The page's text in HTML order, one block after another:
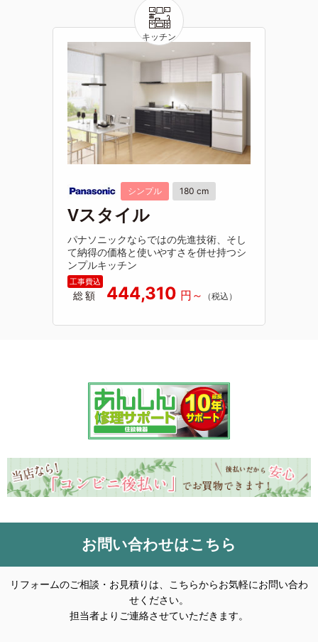
シンプル 180 cm
Vスタイル
パナソニックならではの先進技術、そし
て納得の価格と使いやすさを併せ持つシ
ンプルキッチン
総額 444,310
お問い合わせはこちら
リフォームのご相談・お見積りは、こちらからお気軽にお問い合わ
せください。
担当者よりご連絡させていただきます。